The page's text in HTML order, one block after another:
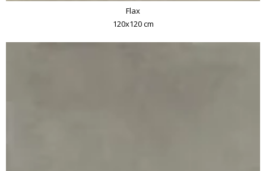
Flax
120x120 cm